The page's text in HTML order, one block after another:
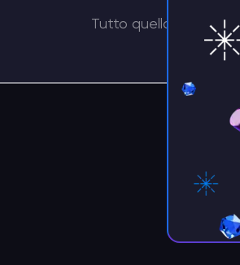
Tutto quello che c'è